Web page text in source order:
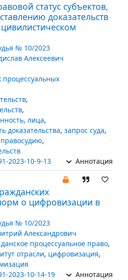
статус субъектов,
доказательств
№ 10/2023
Алексеевич
процессуальных
,
,
, лица,
доказательства, запрос суда,
,
2023-10-9-13 Аннотация
о цифровизации в
№ 10/2023
Александрович
процессуальное право,
отрасли, цифровизация,
2023-10-14-19 Аннотация